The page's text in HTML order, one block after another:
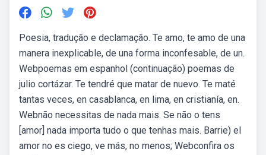
Poesia, tradução e declamação. Te amo, te amo de una
manera inexplicable, de una forma inconfesable, de un.
Webpoemas em espanhol (continuação) poemas de
julio cortázar. Te tendré que matar de nuevo. Te maté
tantas veces, en casablanca, en lima, en cristianía, en.
Webnão necessitas de nada mais. Se não o tens
[amor] nada importa tudo o que tenhas mais. Barrie) el
amor no es ciego, ve más, no menos; Webconfira os